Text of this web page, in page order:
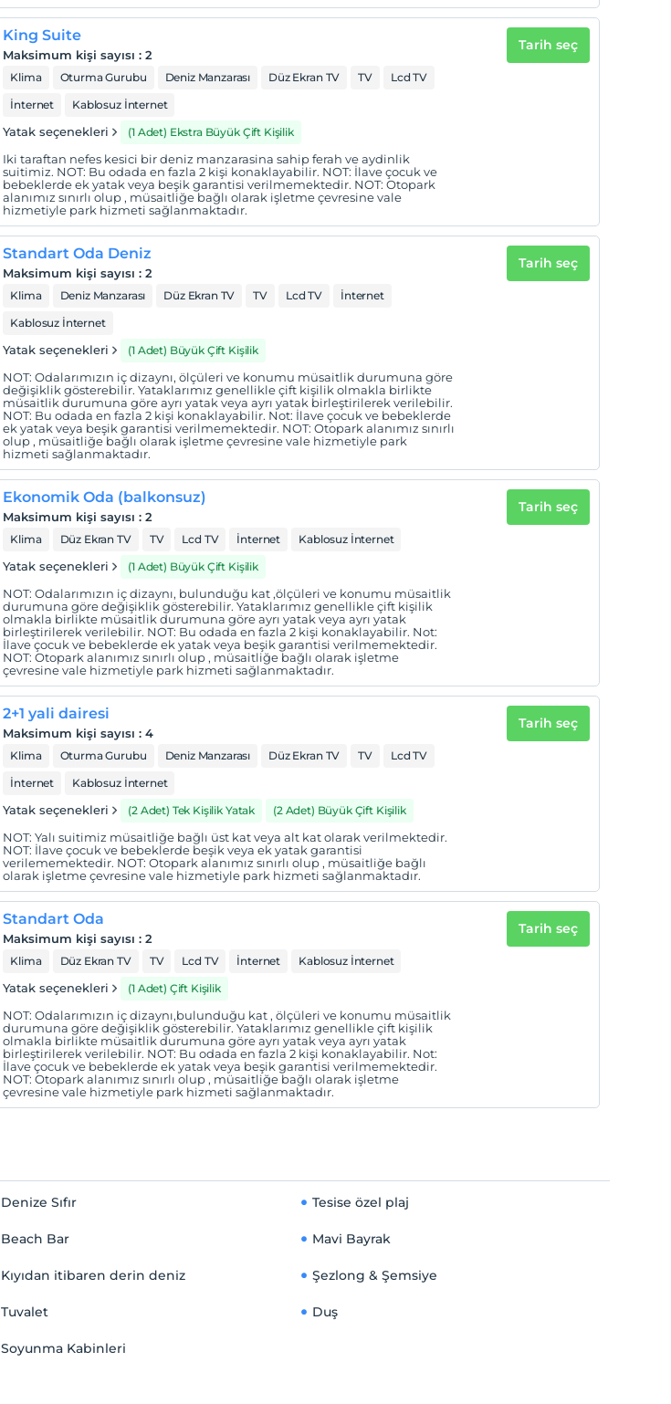
King Suite
Maksimum kişi sayısı :2
Klima Oturma Gurubu Deniz Manzarası Düz Ekran TV TV
Lcd TV
İnternet
Kablosuz İnternet
Yatak seçenekleri (1 Adet) Ekstra Büyük Çift Kişilik
Iki taraftan nefes kesici bir deniz manzarasina sahip ferah ve aydinlik
suitimiz. NOT: Bu odada en fazla 2 kişi konaklayabilir. NOT: İlave çocuk ve
bebeklerde ek yatak veya beşik garantisi verilmemektedir. NOT: Otopark
alanımız sınırlı olup , müsaitliğe bağlı olarak işletme çevresine vale
hizmetiyle park hizmeti sağlanmaktadır.
Tarih seç
Standart Oda Deniz
Maksimum kişi sayısı :2
Klima Deniz Manzarası Düz Ekran TV TV Lcd TV
İnternet
Kablosuz İnternet
Yatak seçenekleri (1 Adet) Büyük Çift Kişilik
NOT: Odalarımızın iç dizaynı, ölçüleri ve konumu müsaitlik durumuna göre
değişiklik gösterebilir. Yataklarımız genellikle çift kişilik olmakla birlikte
müsaitlik durumuna göre ayrı yatak veya ayrı yatak birleştirilerek verilebilir.
NOT: Bu odada en fazla 2 kişi konaklayabilir. Not: İlave çocuk ve bebeklerde
ek yatak veya beşik garantisi verilmemektedir. NOT: Otopark alanımız sınırlı
olup , müsaitliğe bağlı olarak işletme çevresine vale hizmetiyle park
hizmeti sağlanmaktadır.
Tarih seç
Ekonomik Oda (balkonsuz)
Maksimum kişi sayısı :2
Klima Düz Ekran TV TV Lcd TV İnternet Kablosuz İnternet
Yatak seçenekleri (1 Adet) Büyük Çift Kişilik
NOT: Odalarımızın iç dizaynı, bulunduğu kat ,ölçüleri ve konumu müsaitlik
durumuna göre değişiklik gösterebilir. Yataklarımız genellikle çift kişilik
olmakla birlikte müsaitlik durumuna göre ayrı yatak veya ayrı yatak
birleştirilerek verilebilir. NOT: Bu odada en fazla 2 kişi konaklayabilir. Not:
İlave çocuk ve bebeklerde ek yatak veya beşik garantisi verilmemektedir.
NOT: Otopark alanımız sınırlı olup , müsaitliğe bağlı olarak işletme
çevresine vale hizmetiyle park hizmeti sağlanmaktadır.
Tarih seç
2+1 yali dairesi
Maksimum kişi sayısı :4
Klima Oturma Gurubu Deniz Manzarası Düz Ekran TV TV
Lcd TV
İnternet
Kablosuz İnternet
Yatak seçenekleri (2 Adet) Tek Kişilik Yatak (2 Adet) Büyük Çift Kişilik
NOT: Yalı suitimiz müsaitliğe bağlı üst kat veya alt kat olarak verilmektedir.
NOT: İlave çocuk ve bebeklerde beşik veya ek yatak garantisi
verilememektedir. NOT: Otopark alanımız sınırlı olup , müsaitliğe bağlı
olarak işletme çevresine vale hizmetiyle park hizmeti sağlanmaktadır.
Tarih seç
Standart Oda
Maksimum kişi sayısı :2
Klima Düz Ekran TV TV Lcd TV İnternet Kablosuz İnternet
Yatak seçenekleri (1 Adet) Çift Kişilik
NOT: Odalarımızın iç dizaynı,bulunduğu kat , ölçüleri ve konumu müsaitlik
durumuna göre değişiklik gösterebilir. Yataklarımız genellikle çift kişilik
olmakla birlikte müsaitlik durumuna göre ayrı yatak veya ayrı yatak
birleştirilerek verilebilir. NOT: Bu odada en fazla 2 kişi konaklayabilir. Not:
İlave çocuk ve bebeklerde ek yatak veya beşik garantisi verilmemektedir.
NOT: Otopark alanımız sınırlı olup , müsaitliğe bağlı olarak işletme
çevresine vale hizmetiyle park hizmeti sağlanmaktadır.
Tarih seç
Denize Sıfır Tesise özel plaj
Beach Bar Mavi Bayrak
Kıyıdan itibaren derin deniz Şezlong & Şemsiye
Tuvalet Duş
Soyunma Kabinleri